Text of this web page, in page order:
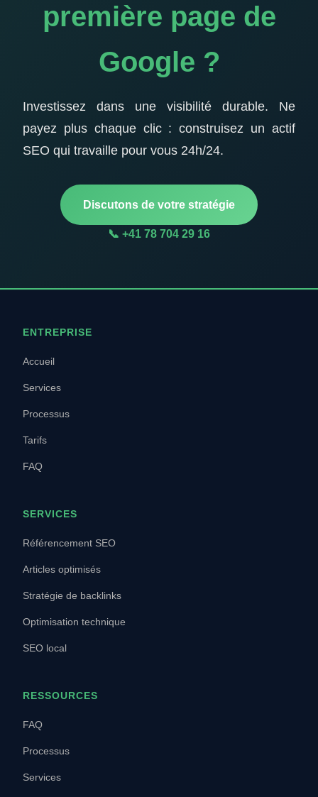
première page de
Google ?
Investissez dans une visibilité durable. Ne
payez plus chaque clic : construisez un actif
SEO qui travaille pour vous 24h/24.
Discutons de votre stratégie
📞 +41 78 704 29 16
ENTREPRISE
Accueil
Services
Processus
Tarifs
FAQ
SERVICES
Référencement SEO
Articles optimisés
Stratégie de backlinks
Optimisation technique
SEO local
RESSOURCES
FAQ
Processus
Services